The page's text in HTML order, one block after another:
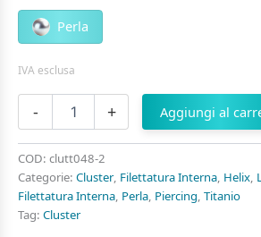
Perla
IVA esclusa
-
Labret
ASTM
F136
Cluster
Perla
con
+ Aggiungi al
COD: clutt048-2
Categorie: Cluster, Filettatura Interna, Helix,
Filettatura Interna, Perla, Piercing, Titanio
Tag: Cluster